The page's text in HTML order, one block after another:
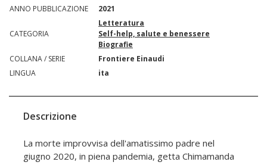
ANNO PUBBLICAZIONE
2021
CATEGORIA
Letteratura
Self-help, salute e benessere
Biografie
COLLANA / SERIE
Frontiere Einaudi
LINGUA
ita
Descrizione
La morte improvvisa dell'amatissimo padre nel
giugno 2020, in piena pandemia, getta Chimamanda